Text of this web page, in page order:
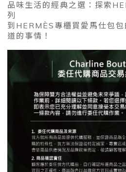
品味生活的經典之選：探索
列
到HERMÈS專櫃買愛馬仕包
道的事情！